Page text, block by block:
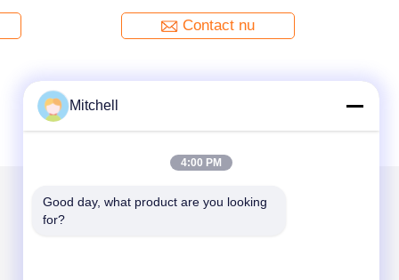
Contact nu
Mail ons
Mitchell
4:00 PM
Good day, what product are you looking
for?